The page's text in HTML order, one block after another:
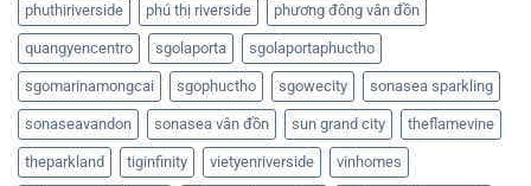
phuthiriverside phú thị riverside phương đông vân đồn
quangyencentro sgolaporta sgolaportaphuctho
sgomarinamongcai sgophuctho sgowecity sonasea sparkling
sonaseavandon sonasea vân đồn sun grand city theflamevine
theparkland tiginfinity vietyenriverside vinhomes